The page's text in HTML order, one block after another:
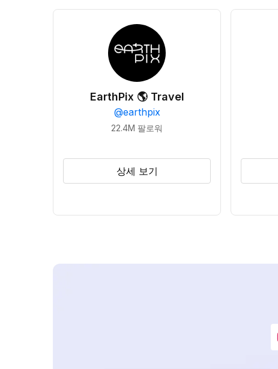
EarthPix 🌎 Travel
@earthpix
22.4M 팔로워
상세 보기